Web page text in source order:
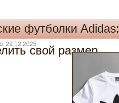
футболки
свой размер
29.12.2025